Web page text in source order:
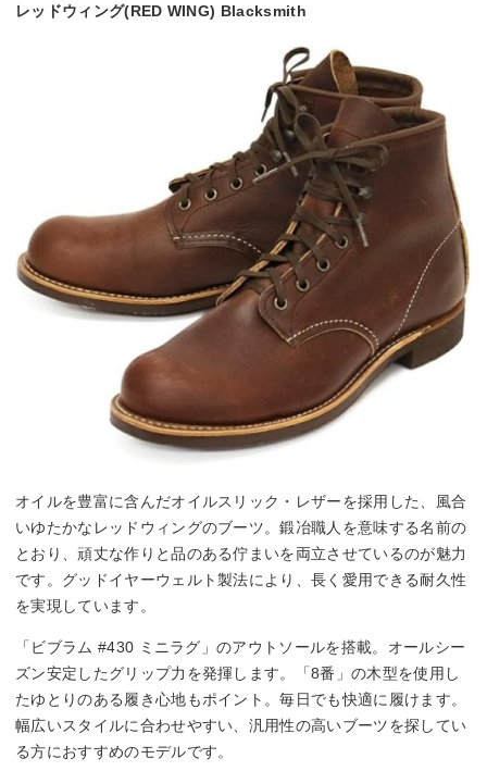
レッドウィング(RED WING) Blacksmith
オイルを豊富に含んだオイルスリック・レザーを採用した、風合
いゆたかなレッドウィングのブーツ。鍛冶職人を意味する名前の
とおり、頑丈な作りと品のある佇まいを両立させているのが魅力
です。グッドイヤーウェルト製法により、長く愛用できる耐久性
を実現しています。
「ビブラム #430 ミニラグ」のアウトソールを搭載。オールシー
ズン安定したグリップ力を発揮します。「8番」の木型を使用し
たゆとりのある履き心地もポイント。毎日でも快適に履けます。
幅広いスタイルに合わせやすい、汎用性の高いブーツを探してい
る方におすすめのモデルです。